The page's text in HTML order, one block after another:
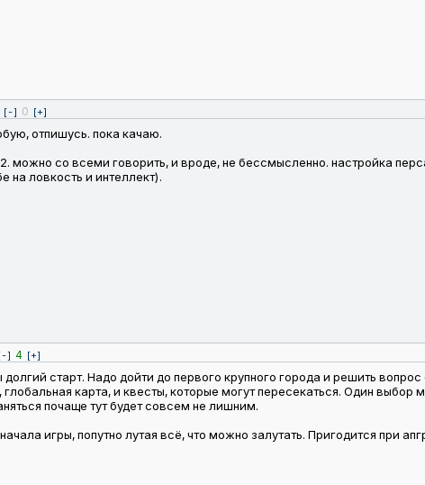
[-] 0 [+]
отпишусь. пока качаю.
можно со всеми говорить, и вроде, не бессмысленно. настройка
на ловкость и интеллект).
] 4 [+]
долгий старт. Надо дойти до первого крупного города и решить
глобальная карта, и квесты, которые могут пересекаться. Один
почаще тут будет совсем не лишним.
игры, попутно лутая всё, что можно залутать. Пригодится при